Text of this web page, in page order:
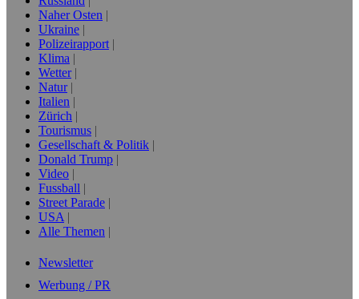
Naher Osten
Ukraine
Polizeirapport
Klima
Wetter
Natur
Italien
Zürich
Tourismus
Gesellschaft & Politik
Donald Trump
Video
Fussball
Street Parade
USA
Alle Themen
Newsletter
Werbung / PR